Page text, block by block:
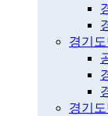
경기
경기